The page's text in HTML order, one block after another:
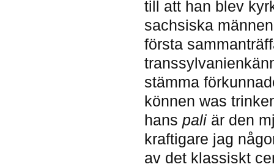
till att han blev
sachsiska
första
stämma
können was
hans paliär den
kraftigare jag
av det klassiskt